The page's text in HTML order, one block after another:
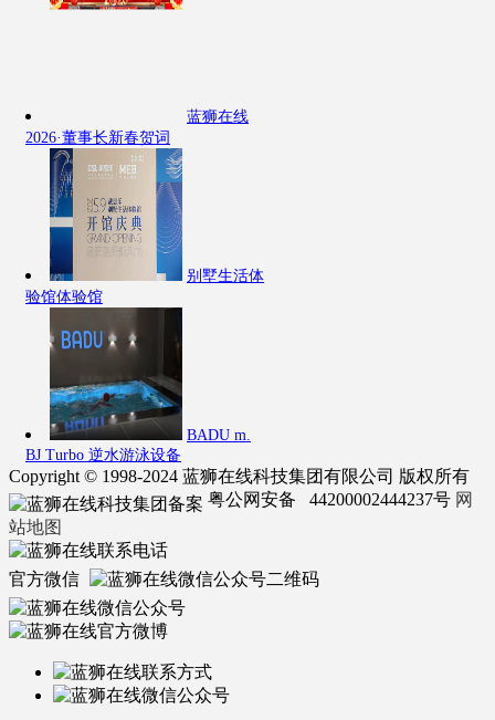
蓝狮在线
2026·董事长新春贺词
别墅生活体
验馆体验馆
BADU m.
BJ Turbo 逆水游泳设备
Copyright © 1998-2024 蓝狮在线科技集团有限公司 版权所有
粤公网安备 44200002444237号 网
站地图
官方微信